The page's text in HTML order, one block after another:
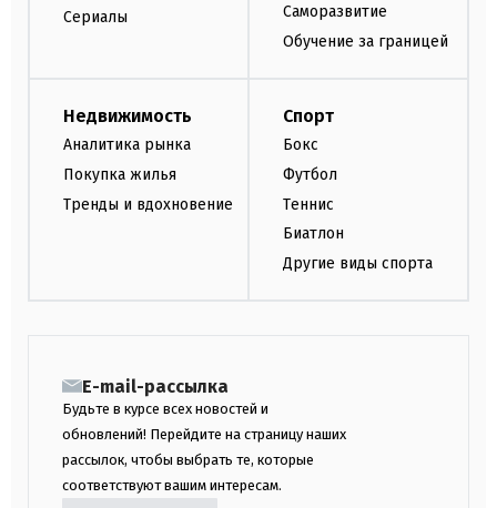
Сериалы
Саморазвитие
Обучение за границей
Недвижимость
Аналитика рынка
Покупка жилья
Тренды и вдохновение
Спорт
Бокс
Футбол
Теннис
Биатлон
Другие виды спорта
E-mail-рассылка
Будьте в курсе всех новостей и
обновлений! Перейдите на страницу наших
рассылок, чтобы выбрать те, которые
соответствуют вашим интересам.